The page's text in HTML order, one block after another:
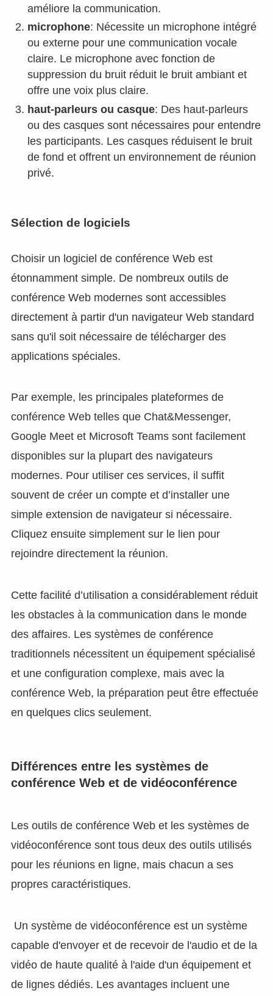
améliore la communication.
microphone: Nécessite un microphone intégré
ou externe pour une communication vocale
claire. Le microphone avec fonction de
suppression du bruit réduit le bruit ambiant et
offre une voix plus claire.
haut-parleurs ou casque: Des haut-parleurs
ou des casques sont nécessaires pour entendre
les participants. Les casques réduisent le bruit
de fond et offrent un environnement de réunion
privé.
Sélection de logiciels
Choisir un logiciel de conférence Web est
étonnamment simple. De nombreux outils de
conférence Web modernes sont accessibles
directement à partir d'un navigateur Web standard
sans qu'il soit nécessaire de télécharger des
applications spéciales.
Par exemple, les principales plateformes de
conférence Web telles que Chat&Messenger,
Google Meet et Microsoft Teams sont facilement
disponibles sur la plupart des navigateurs
modernes. Pour utiliser ces services, il suffit
souvent de créer un compte et d’installer une
simple extension de navigateur si nécessaire.
Cliquez ensuite simplement sur le lien pour
rejoindre directement la réunion.
Cette facilité d’utilisation a considérablement réduit
les obstacles à la communication dans le monde
des affaires. Les systèmes de conférence
traditionnels nécessitent un équipement spécialisé
et une configuration complexe, mais avec la
conférence Web, la préparation peut être effectuée
en quelques clics seulement.
Différences entre les systèmes de
conférence Web et de vidéoconférence
Les outils de conférence Web et les systèmes de
vidéoconférence sont tous deux des outils utilisés
pour les réunions en ligne, mais chacun a ses
propres caractéristiques.
Un système de vidéoconférence est un système
capable d'envoyer et de recevoir de l'audio et de la
vidéo de haute qualité à l'aide d'un équipement et
de lignes dédiés. Les avantages incluent une